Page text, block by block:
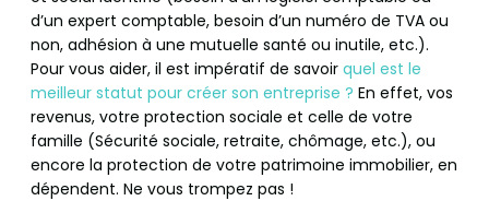
d’un expert comptable, besoin d’un numéro de TVA ou
non, adhésion à une mutuelle santé ou inutile, etc.).
Pour vous aider, il est impératif de savoir quel est le
meilleur statut pour créer son entreprise ? En effet, vos
revenus, votre protection sociale et celle de votre
famille (Sécurité sociale, retraite, chômage, etc.), ou
encore la protection de votre patrimoine immobilier, en
dépendent. Ne vous trompez pas !